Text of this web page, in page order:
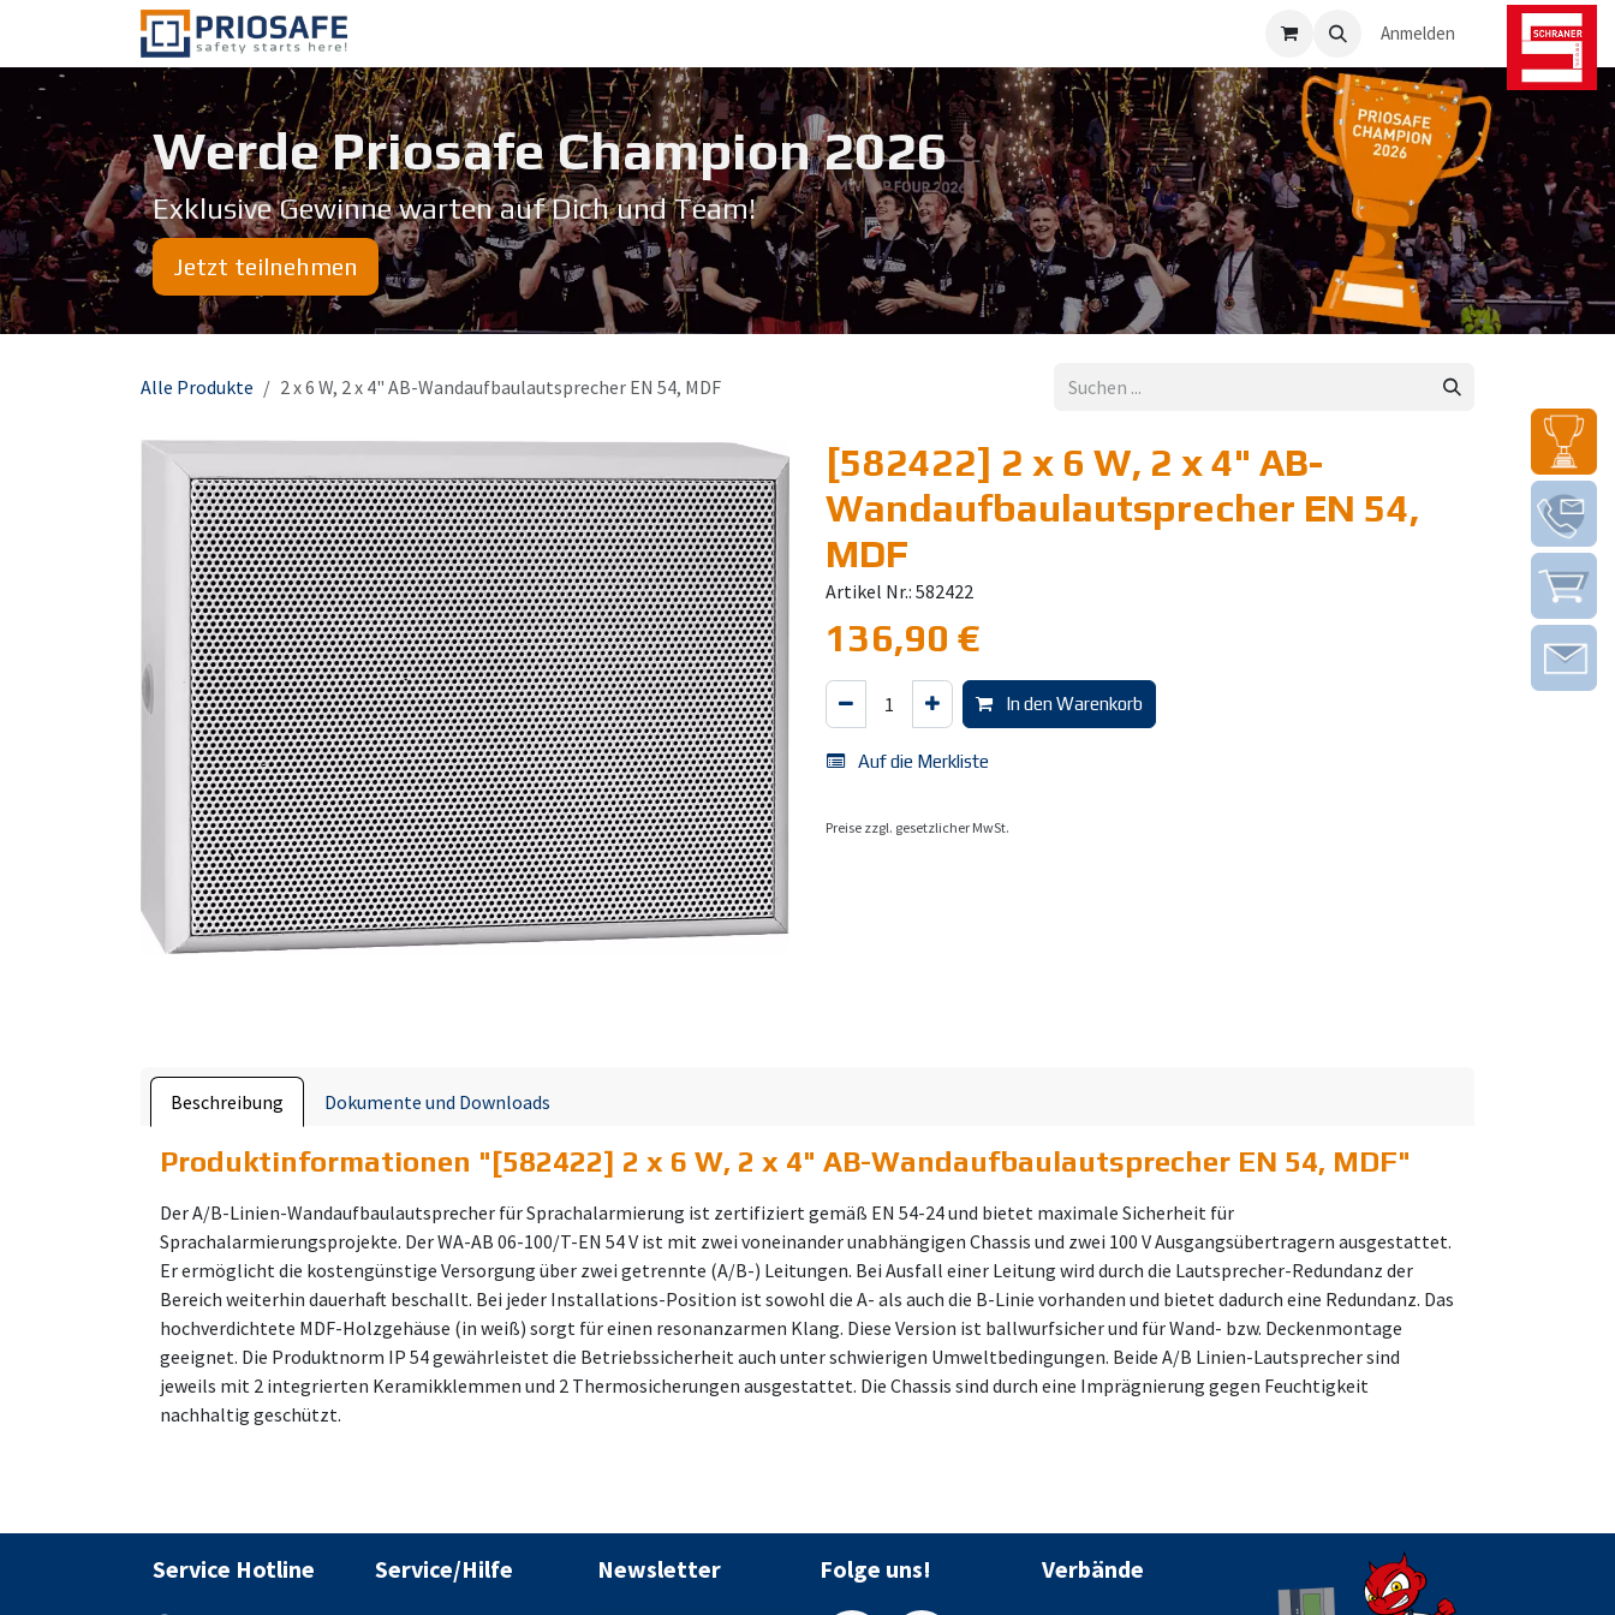
Zum Inhalt springen
Anmelden
Jetzt teilnehmen
Werde Priosafe Champion 20​26
Exklusive Gewinne warten auf Dich und Team!
Alle Produkte 2 x 6 W, 2 x 4" AB-Wandaufbaulautsprecher EN 54, MDF
[582422] 2 x 6 W, 2 x 4" AB-
Wandaufbaulautsprecher EN 54,
MDF
Artikel Nr.: 582422
136,90 €
In den Warenkorb
Auf die Merkliste
Preise zzgl. gesetzlicher MwSt.
Beschreibung Dokumente und Downloads
Produktinformationen "[582422] 2 x 6 W, 2 x 4" AB-Wandaufbaulautsprecher EN 54, MDF"
Der A/B-Linien-Wandaufbaulautsprecher für Sprachalarmierung ist zertifiziert gemäß EN 54-24 und bietet maximale Sicherheit für
Sprachalarmierungsprojekte. Der WA-AB 06-100/T-EN 54 V ist mit zwei voneinander unabhängigen Chassis und zwei 100 V Ausgangsübertragern ausgestattet.
Er ermöglicht die kostengünstige Versorgung über zwei getrennte (A/B-) Leitungen. Bei Ausfall einer Leitung wird durch die Lautsprecher-Redundanz der
Bereich weiterhin dauerhaft beschallt. Bei jeder Installations-Position ist sowohl die A- als auch die B-Linie vorhanden und bietet dadurch eine Redundanz. Das
hochverdichtete MDF-Holzgehäuse (in weiß) sorgt für einen resonanzarmen Klang. Diese Version ist ballwurfsicher und für Wand- bzw. Deckenmontage
geeignet. Die Produktnorm IP 54 gewährleistet die Betriebssicherheit auch unter schwierigen Umweltbedingungen. Beide A/B Linien-Lautsprecher sind
jeweils mit 2 integrierten Keramikklemmen und 2 Thermosicherungen ausgestattet. Die Chassis sind durch eine Imprägnierung gegen Feuchtigkeit
nachhaltig geschützt.
Service Hotline Service/Hilfe Newsletter Folge uns! Verbände